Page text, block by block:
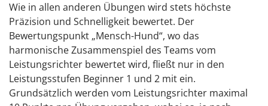
Wie in allen anderen Übungen wird stets höchste
Präzision und Schnelligkeit bewertet. Der
Bewertungspunkt „Mensch-Hund“, wo das
harmonische Zusammenspiel des Teams vom
Leistungsrichter bewertet wird, fließt nur in den
Leistungsstufen Beginner 1 und 2 mit ein.
Grundsätzlich werden vom Leistungsrichter maximal